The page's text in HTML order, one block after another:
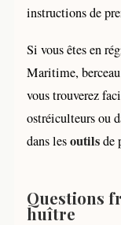
instructions de
Si vous êtes en
Maritime,
vous trouverez
ostréiculteurs ou
dans lesoutilsde
Questions
huître